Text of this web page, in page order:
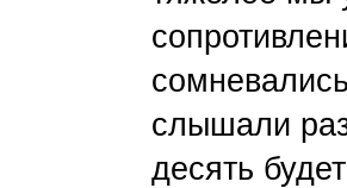
слышали
десять